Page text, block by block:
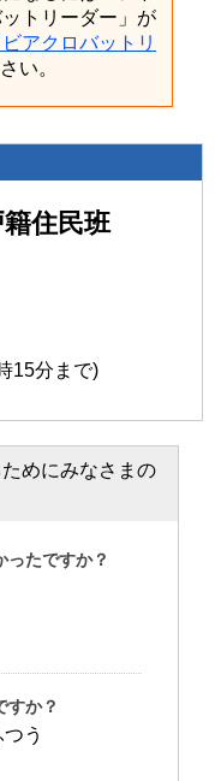
トリーダー」が
アクロバットリ
い。
住民班
15分まで)
めにみなさまの
ったですか？
すか？
う